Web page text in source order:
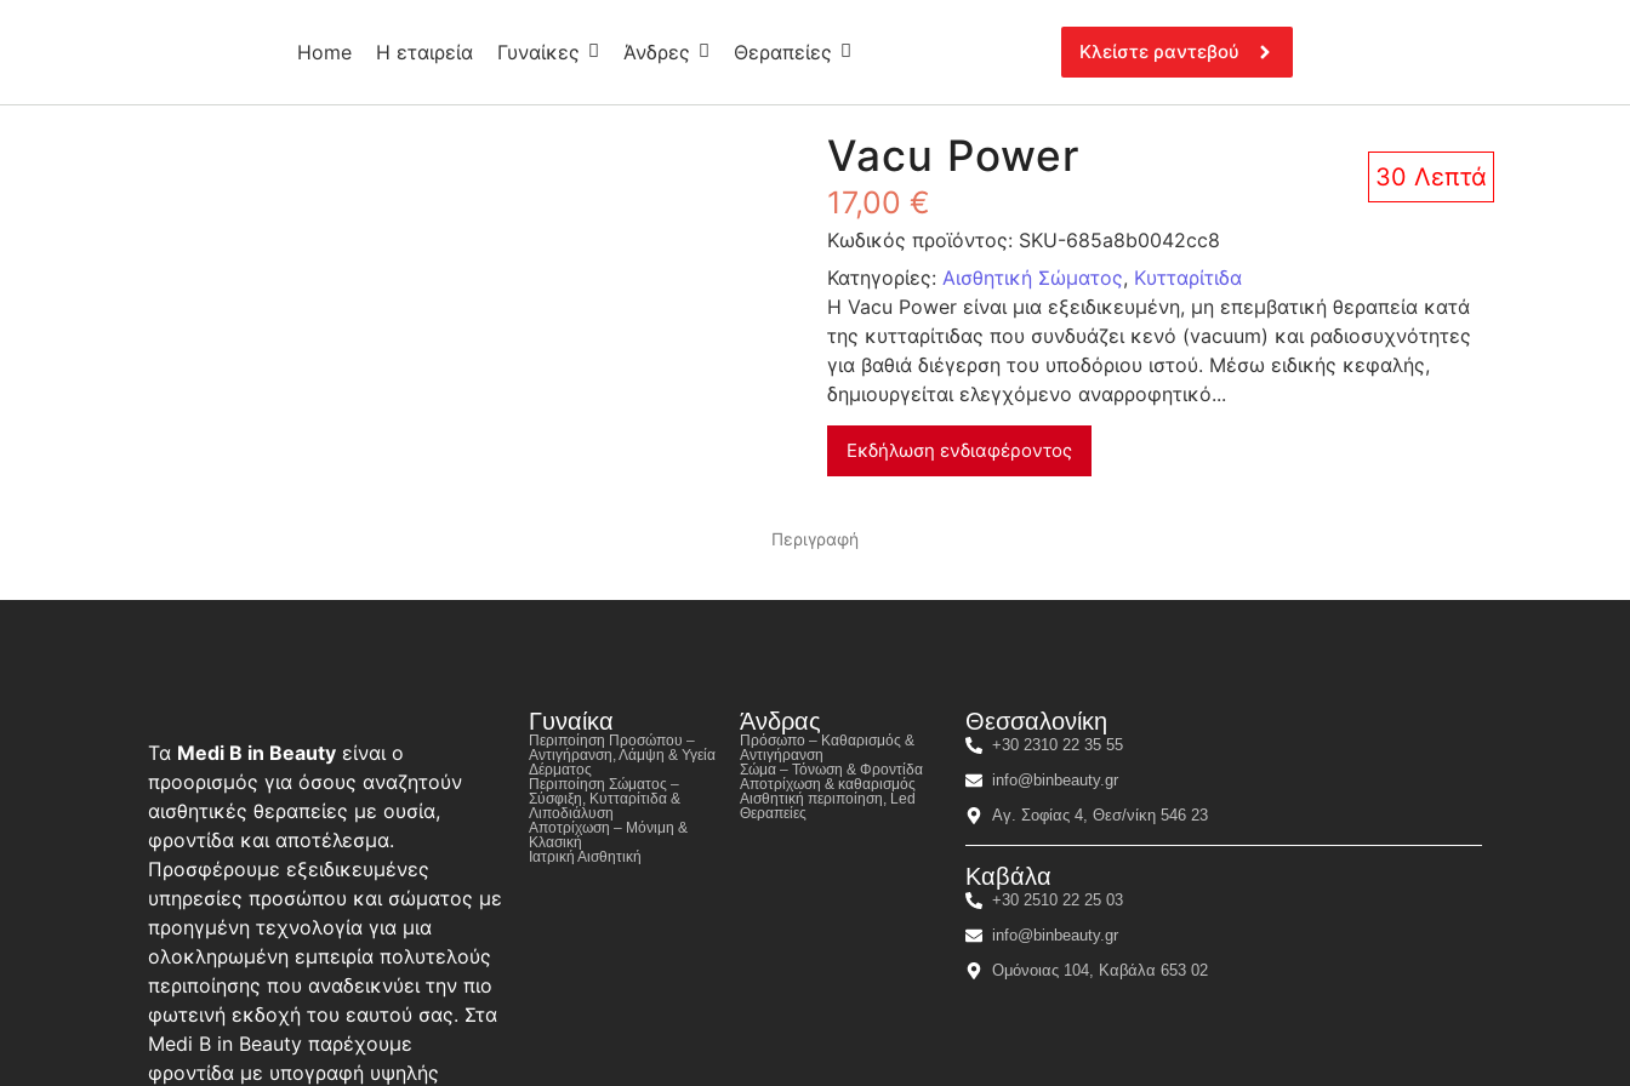
Home Η εταιρεία Γυναίκες Άνδρες Θεραπείες Κλείστε ραντεβού
Vacu Power
17,00 €
30 Λεπτά
Κωδικός προϊόντος: SKU-685a8b0042cc8
Κατηγορίες: Αισθητική Σώματος, Κυτταρίτιδα
Η Vacu Power είναι μια εξειδικευμένη, μη επεμβατική θεραπεία κατά
της κυτταρίτιδας που συνδυάζει κενό (vacuum) και ραδιοσυχνότητες
για βαθιά διέγερση του υποδόριου ιστού. Μέσω ειδικής κεφαλής,
δημιουργείται ελεγχόμενο αναρροφητικό...
Εκδήλωση ενδιαφέροντος
Περιγραφή
Τα Medi B in Beauty είναι ο
προορισμός για όσους αναζητούν
αισθητικές θεραπείες με ουσία,
φροντίδα και αποτέλεσμα.
Προσφέρουμε εξειδικευμένες
υπηρεσίες προσώπου και σώματος με
προηγμένη τεχνολογία για μια
ολοκληρωμένη εμπειρία πολυτελούς
περιποίησης που αναδεικνύει την πιο
φωτεινή εκδοχή του εαυτού σας. Στα
Medi B in Beauty παρέχουμε
φροντίδα με υπογραφή υψηλής
Γυναίκα
Περιποίηση Προσώπου –
Αντιγήρανση, Λάμψη & Υγεία
Δέρματος
Περιποίηση Σώματος –
Σύσφιξη, Κυτταρίτιδα &
Λιποδιάλυση
Αποτρίχωση – Μόνιμη &
Κλασική
Ιατρική Αισθητική
Άνδρας
Πρόσωπο – Καθαρισμός &
Αντιγήρανση
Σώμα – Τόνωση & Φροντίδα
Αποτρίχωση & καθαρισμός
Αισθητική περιποίηση, Led
Θεραπείες
Θεσσαλονίκη
+30 2310 22 35 55
info@binbeauty.gr
Αγ. Σοφίας 4, Θεσ/νίκη 546 23
Καβάλα
+30 2510 22 25 03
info@binbeauty.gr
Ομόνοιας 104, Καβάλα 653 02